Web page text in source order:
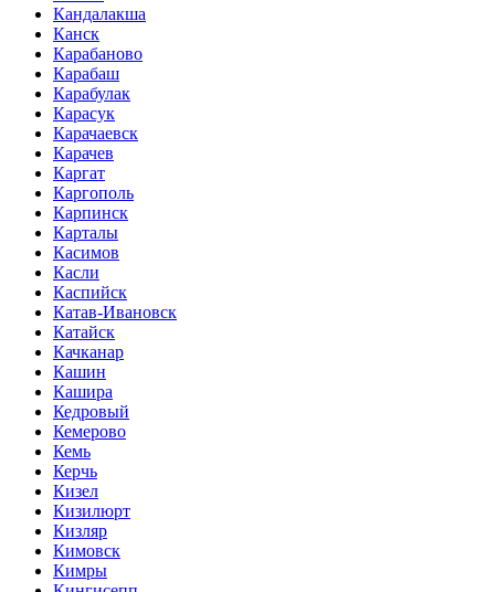
Кандалакша
Канск
Карабаново
Карабаш
Карабулак
Карасук
Карачаевск
Карачев
Каргат
Каргополь
Карпинск
Карталы
Касимов
Касли
Каспийск
Катав-Ивановск
Катайск
Качканар
Кашин
Кашира
Кедровый
Кемерово
Кемь
Керчь
Кизел
Кизилюрт
Кизляр
Кимовск
Кимры